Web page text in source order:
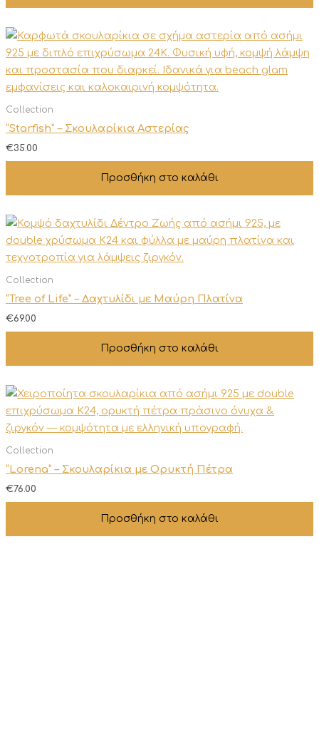
Collection
“Starfish” – Σκουλαρίκια Αστερίας
€35.00
Προσθήκη στο καλάθι
Collection
“Tree of Life” – Δαχτυλίδι με Μαύρη Πλατίνα
€69.00
Προσθήκη στο καλάθι
Collection
“Lorena” – Σκουλαρίκια με Ορυκτή Πέτρα
€76.00
Προσθήκη στο καλάθι